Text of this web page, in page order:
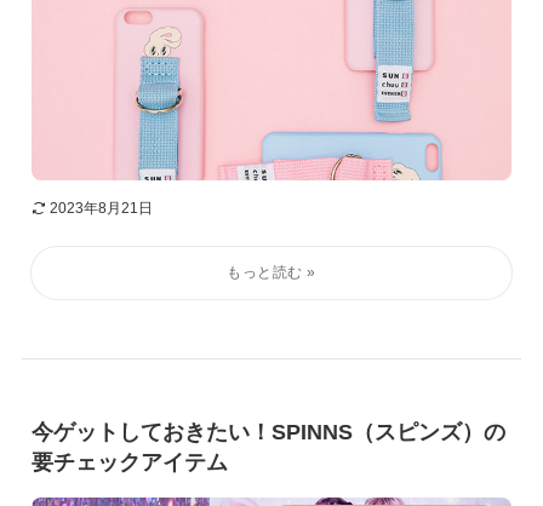
2023年8月21日
今ゲットしておきたい！SPINNS（スピンズ）の
要チェックアイテム